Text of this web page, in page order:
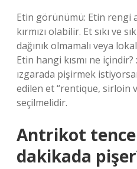
Etin görünümü: Etin rengi
kırmızı olabilir. Et sıkı ve
dağınık olmamalı veya
Etin hangi kısmı ne
ızgarada pişirmek
edilen et “rentique, sirloin
seçilmelidir.
Antrikot
dakikada